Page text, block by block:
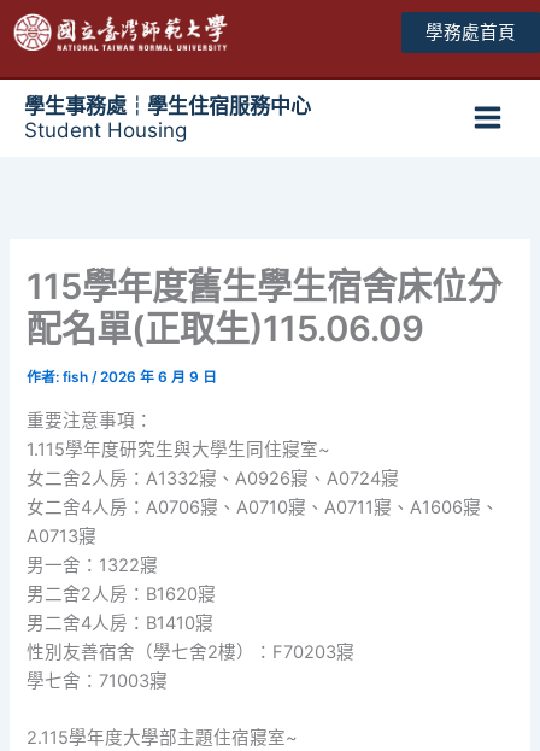
至
學務處首頁
學生事務處┆學生住宿服務中心
Student Housing
115學年度舊生學生宿舍床位分
配名單(正取生)115.06.09
作者:fish/2026 年 6 月 9 日
重要注意事項：
1.115學年度研究生與大學生同住寢室~
女二舍2人房：A1332寢、A0926寢、A0724寢
女二舍4人房：A0706寢、A0710寢、A0711寢、A1606寢、
A0713寢
男一舍：1322寢
男二舍2人房：B1620寢
男二舍4人房：B1410寢
性別友善宿舍（學七舍2樓）：F70203寢
學七舍：71003寢
2.115學年度大學部主題住宿寢室~